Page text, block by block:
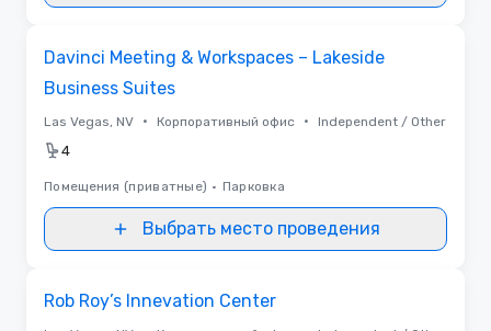
Davinci Meeting & Workspaces – Lakeside
Business Suites
Las Vegas, NV • Корпоративный офис • Independent / Other
4
Помещения (приватные) • Парковка
Выбрать место проведения
Rob Roy’s Innevation Center